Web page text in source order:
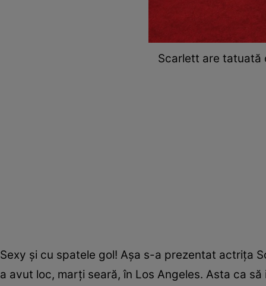
Scarlett are tatuată
Sexy şi cu spatele gol! Aşa s-a prezentat actriţa
a avut loc, marţi seară, în Los Angeles. Asta ca